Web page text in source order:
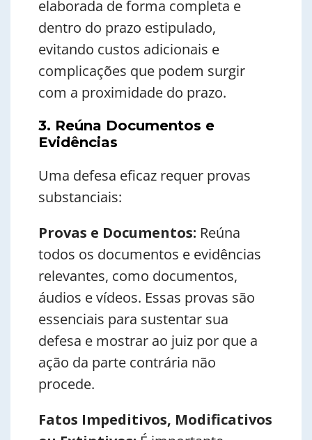
elaborada de forma completa e
dentro do prazo estipulado,
evitando custos adicionais e
complicações que podem surgir
com a proximidade do prazo.
3. Reúna Documentos e
Evidências
Uma defesa eficaz requer provas
substanciais:
Provas e Documentos: Reúna
todos os documentos e evidências
relevantes, como documentos,
áudios e vídeos. Essas provas são
essenciais para sustentar sua
defesa e mostrar ao juiz por que a
ação da parte contrária não
procede.
Fatos Impeditivos, Modificativos